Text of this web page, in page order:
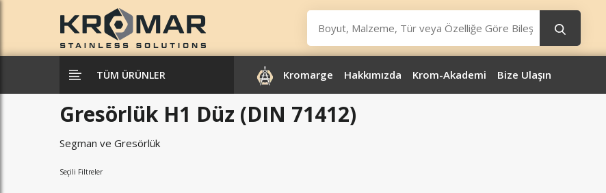
TÜM ÜRÜNLER Kromarge Hakkımızda Krom-Akademi Bize Ulaşın
Gresörlük H1 Düz (DIN 71412)
Segman ve Gresörlük
Seçili Filtreler